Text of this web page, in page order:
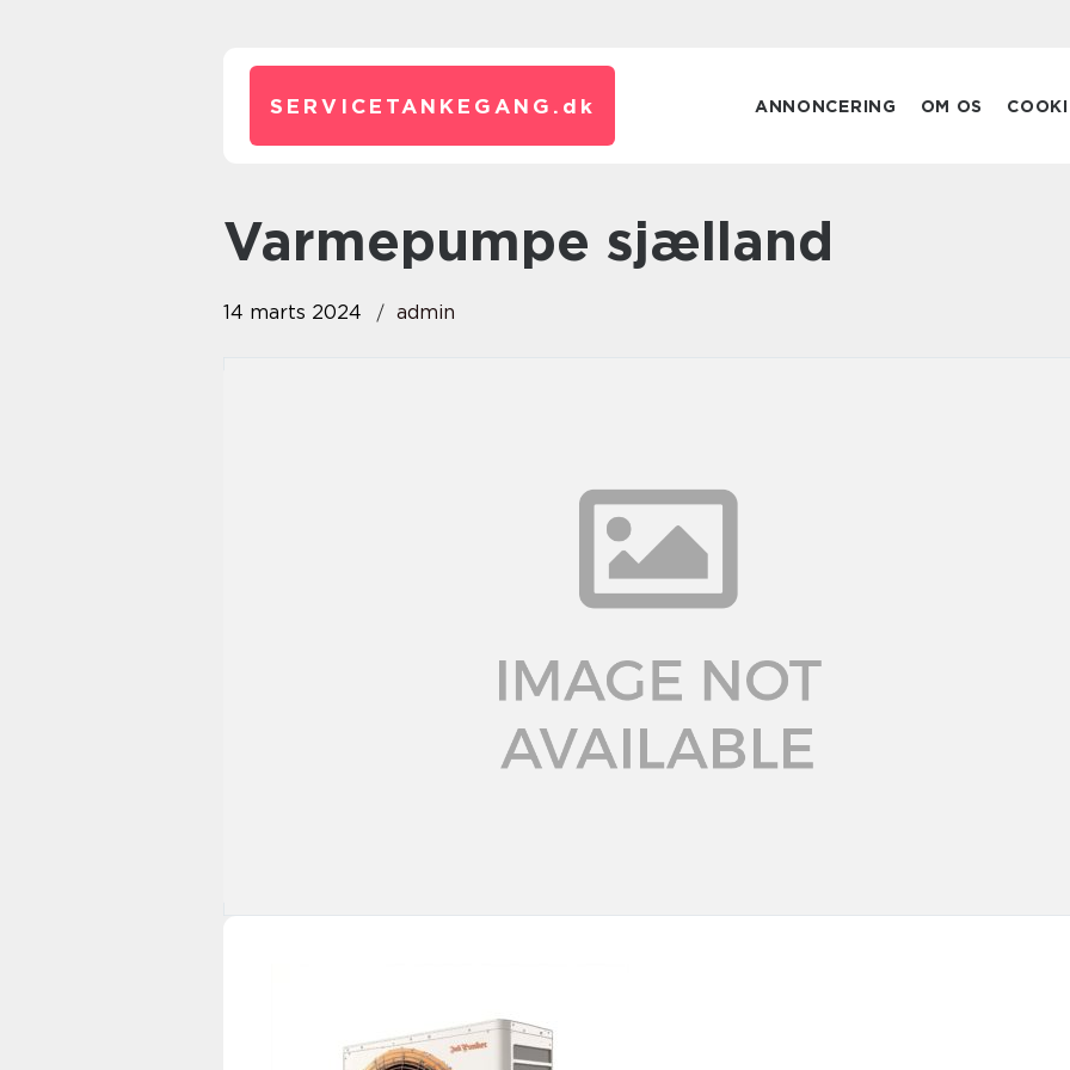
SERVICETANKEGANG. dk ANNONCERING OM OS
varmepumpe sjælland
14 marts 2024 admin